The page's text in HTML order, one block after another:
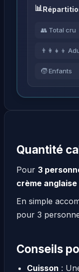
👥 Total cru
👨‍👩‍👧‍👦
🧒 Enfants
Quantité
Pour 3
crème anglaise
En simple
pour 3
Conseils
Cuisson :